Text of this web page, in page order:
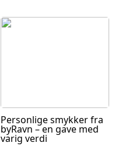
Personlige smykker fra
byRavn – en gave med
varig verdi